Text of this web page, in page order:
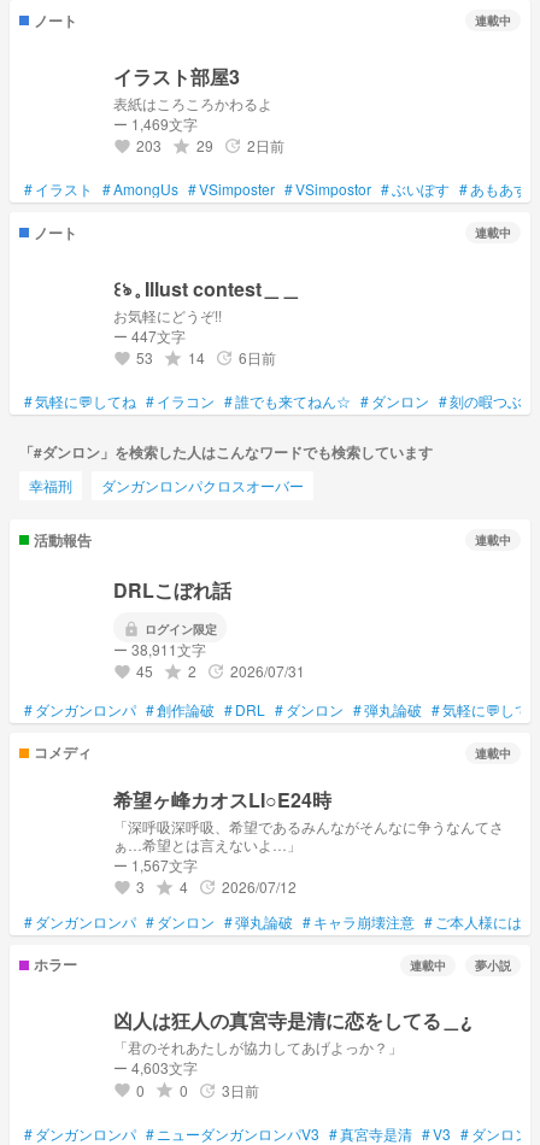
ノート 連載中
イラスト部屋3
表紙はころころかわるよ
ー 1,469文字
favorite 203 grade 29 update 2日前
#イラスト #AmongUs #VSimposter #VSimpostor #ぶいぽす #あもあす
ノート 連載中
꒰ঌ 𓈒 Illust contest＿＿
お気軽にどうぞ!!
ー 447文字
favorite 53 grade 14 update 6日前
#気軽に💬してね #イラコン #誰でも来てねん☆ #ダンロン #刻の暇つぶし
「#ダンロン」を検索した人はこんなワードでも検索しています
幸福刑 ダンガンロンパクロスオーバー
活動報告 連載中
DRLこぼれ話
lock ログイン限定
ー 38,911文字
favorite 45 grade 2 update 2026/07/31
#ダンガンロンパ #創作論破 #DRL #ダンロン #弾丸論破 #気軽に💬して
コメディ 連載中
希望ヶ峰カオスLI○E24時
「深呼吸深呼吸、希望であるみんながそんなに争うなんてさ
ぁ…希望とは言えないよ…」
ー 1,567文字
favorite 3 grade 4 update 2026/07/12
#ダンガンロンパ #ダンロン #弾丸論破 #キャラ崩壊注意 # ご本人様には関
ホラー 連載中 夢小説
凶人は狂人の真宮寺是清に恋をしてる＿¿
「君のそれあたしが協力してあげよっか？」
ー 4,603文字
favorite 0 grade 0 update 3日前
#ダンガンロンパ # ニューダンガンロンパV3 #真宮寺是清 #V3 #ダンロン